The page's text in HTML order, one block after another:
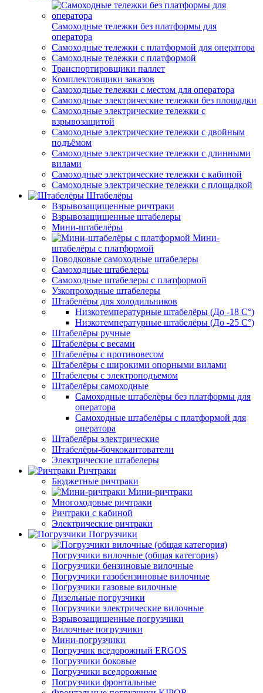
Самоходные тележки без платформы для
оператора
Самоходные тележки с платформой для оператора
Самоходные тележки с платформой
Транспортировщики паллет
Комплектовщики заказов
Самоходные тележки с местом для оператора
Самоходные электрические тележки без площадки
Самоходные электрические тележки с
взрывозащитой
Самоходные электрические тележки с двойным
подъёмом
Самоходные электрические тележки с длинными
вилами
Самоходные электрические тележки с кабиной
Самоходные электрические тележки с площадкой
Штабелёры
Взрывозащищенные ричтраки
Взрывозащищенные штабелеры
Мини-штабелёры
Мини-
штабелёры с платформой
Поводковые самоходные штабелеры
Самоходные штабелеры
Самоходные штабелеры с платформой
Узкопроходные штабелеры
Штабелёры для холодильников
Низкотемпературные штабелёры (До -18 C°)
Низкотемпературные штабелёры (До -25 C°)
Штабелёры ручные
Штабелёры с весами
Штабелёры с противовесом
Штабелёры с широкими опорными вилами
Штабелеры с электроподъемом
Штабелёры самоходные
Самоходные штабелёры без платформы для
оператора
Самоходные штабелёры с платформой для
оператора
Штабелёры электрические
Штабелёры-бочкокантователи
Электрические штабелеры
Ричтраки
Бюджетные ричтраки
Мини-ричтраки
Многоходовые ричтраки
Ричтраки с кабиной
Электрические ричтраки
Погрузчики
Погрузчики вилочные (общая категория)
Погрузчики бензиновые вилочные
Погрузчики газобензиновые вилочные
Погрузчики газовые вилочные
Дизельные погрузчики
Погрузчики электрические вилочные
Взрывозащищенные погрузчики
Вилочные погрузчики
Мини-погрузчики
Погрузчик вседорожный ERGOS
Погрузчики боковые
Погрузчики вседорожные
Погрузчики фронтальные